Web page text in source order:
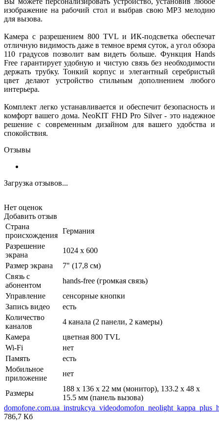
изображение на рабочий стол и выбрав свою MP3 мелодию
для вызова.
Камера с разрешением 800 TVL и ИК-подсветка обеспечат
отличную видимость даже в темное время суток, а угол обзора
110 градусов позволит вам видеть больше. Функция Hands
Free гарантирует удобную и чистую связь без необходимости
держать трубку. Тонкий корпус и элегантный серебристый
цвет делают устройство стильным дополнением любого
интерьера.
Комплект легко устанавливается и обеспечит безопасность и
комфорт вашего дома. NeoKIT FHD Pro Silver - это надежное
решение с современным дизайном для вашего удобства и
спокойствия.
Отзывы
Загрузка отзывов...
Нет оценок
Добавить отзыв
Страна
происхождения
Германия
Разрешение
экрана
1024 x 600
Размер экрана
7" (17,8 см)
Связь с
абонентом
hands-free (громкая связь)
Управление
сенсорные кнопки
Запись видео
есть
Количество
каналов
4 канала (2 панели, 2 камеры)
Камера
цветная 800 TVL
Wi-Fi
нет
Память
есть
Мобильное
приложение
нет
Размеры
188 х 136 х 22 мм (монитор), 133.2 х 48 х
15.5 мм (панель вызова)
786,7 Кб